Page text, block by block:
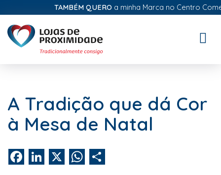
TAMBÉM QUEROa minha Marca no Centro
A Tradição que dá Cor
à Mesa de Natal
FacebookLinkedIn WhatsApp